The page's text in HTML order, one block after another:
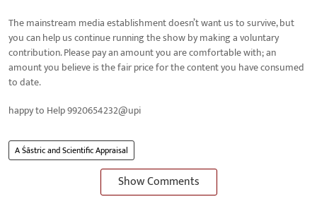
The mainstream media establishment doesn’t want us to survive, but
you can help us continue running the show by making a voluntary
contribution. Please pay an amount you are comfortable with; an
amount you believe is the fair price for the content you have consumed
to date.
happy to Help 9920654232@upi
A Śāstric and Scientific Appraisal
Show Comments